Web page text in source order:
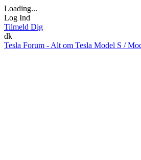
Loading...
Log Ind
Tilmeld Dig
dk
Tesla Forum - Alt om Tesla Model S /